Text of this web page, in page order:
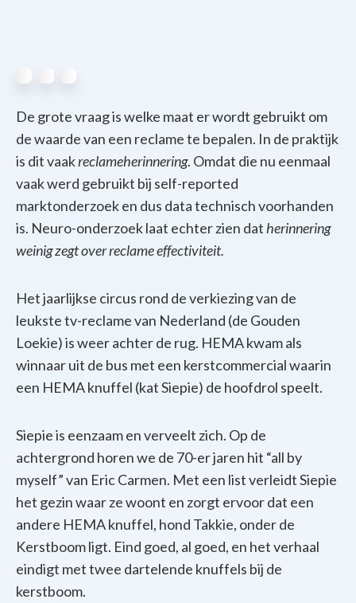
De grote vraag is welke maat er wordt gebruikt om
de waarde van een reclame te bepalen. In de praktijk
is dit vaakreclameherinnering. Omdat die nu eenmaal
vaak werd gebruikt bij self-reported
marktonderzoek en dus data technisch voorhanden
is. Neuro-onderzoek laat echter zien dat herinnering
weinig zegt over reclame effectiviteit.
Het jaarlijkse circus rond de verkiezing van de
leukste tv-reclame van Nederland (de Gouden
Loekie) is weer achter de rug. HEMA kwam als
winnaar uit de bus met een kerstcommercial waarin
een HEMA knuffel (kat Siepie) de hoofdrol speelt.
Siepie is eenzaam en verveelt zich. Op de
achtergrond horen we de 70-er jaren hit “all by
myself” van Eric Carmen. Met een list verleidt Siepie
het gezin waar ze woont en zorgt ervoor dat een
andere HEMA knuffel, hond Takkie, onder de
Kerstboom ligt. Eind goed, al goed, en het verhaal
eindigt met twee dartelende knuffels bij de
kerstboom.